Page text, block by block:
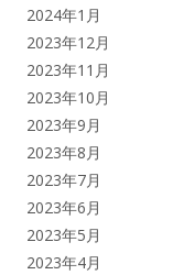
2024年1月
2023年12月
2023年11月
2023年10月
2023年9月
2023年8月
2023年7月
2023年6月
2023年5月
2023年4月